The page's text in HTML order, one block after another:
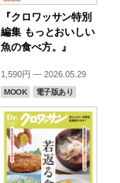
『クロワッサン特別
編集 もっとおいしい
魚の食べ方。』
1,590円 — 2026.05.29
MOOK 電子版あり